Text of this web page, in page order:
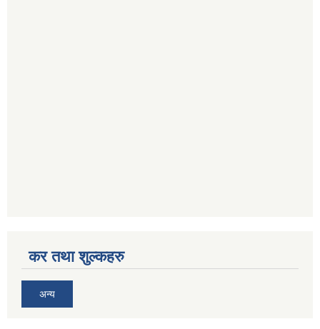
कर तथा शुल्कहरु
अन्य